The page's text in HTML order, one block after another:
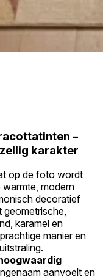
–
karakter
op de foto wordt
modern
decoratief
geometrische,
karamel en
manier en
aanvoelt en